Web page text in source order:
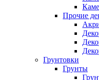
Прочие
Грунтовки
Грунты